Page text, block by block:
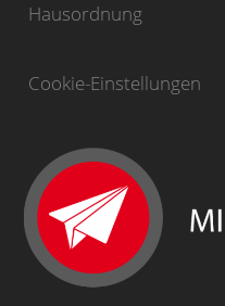
Hausordnung
Cookie-Einstellungen